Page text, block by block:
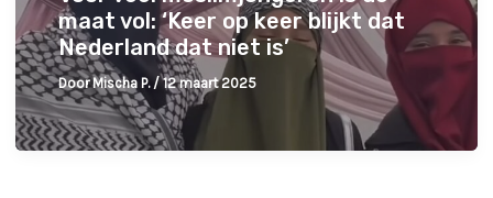
maat vol: ‘Keer op keer blijkt dat
Nederland dat niet is’
DoorMischa P. /12 maart 2025